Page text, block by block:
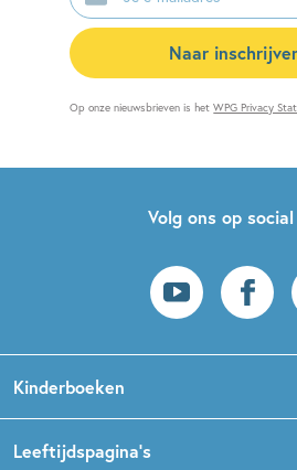
Naar
Op onze nieuwsbrieven is hetWPG Privacy
Volg ons op
Kinderboeken
Leeftijdspagina’s